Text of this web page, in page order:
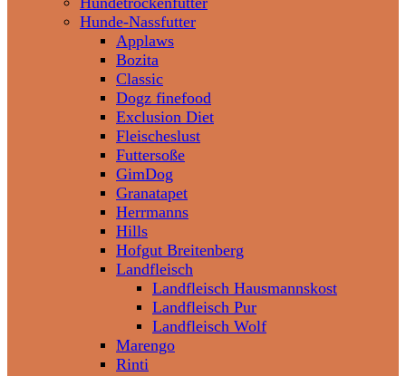
Hunde-Nassfutter
Applaws
Bozita
Classic
Dogz finefood
Exclusion Diet
Fleischeslust
Futtersoße
GimDog
Granatapet
Herrmanns
Hills
Hofgut Breitenberg
Landfleisch
Landfleisch Hausmannskost
Landfleisch Pur
Landfleisch Wolf
Marengo
Rinti